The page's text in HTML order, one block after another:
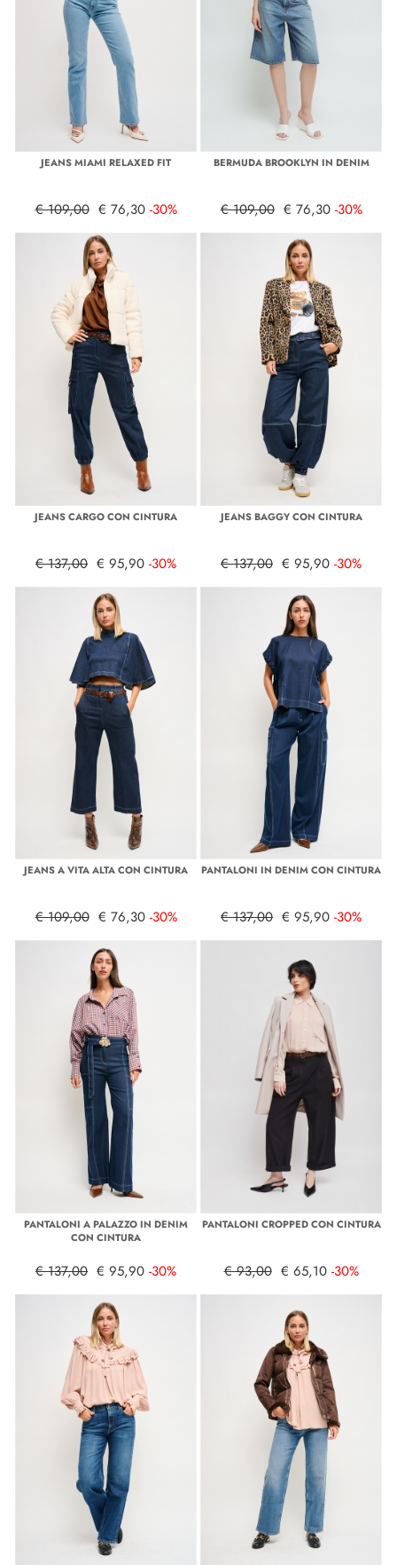
JEANS MIAMI RELAXED FIT
€ 109,00 € 76,30 -30%
BERMUDA BROOKLYN IN DENIM
€ 109,00 € 76,30 -30%
JEANS CARGO CON CINTURA
€ 137,00 € 95,90 -30%
JEANS BAGGY CON CINTURA
€ 137,00 € 95,90 -30%
JEANS A VITA ALTA CON CINTURA
€ 109,00 € 76,30 -30%
PANTALONI IN DENIM CON CINTURA
€ 137,00 € 95,90 -30%
PANTALONI A PALAZZO IN DENIM
CON CINTURA
€ 137,00 € 95,90 -30%
PANTALONI CROPPED CON CINTURA
€ 93,00 € 65,10 -30%